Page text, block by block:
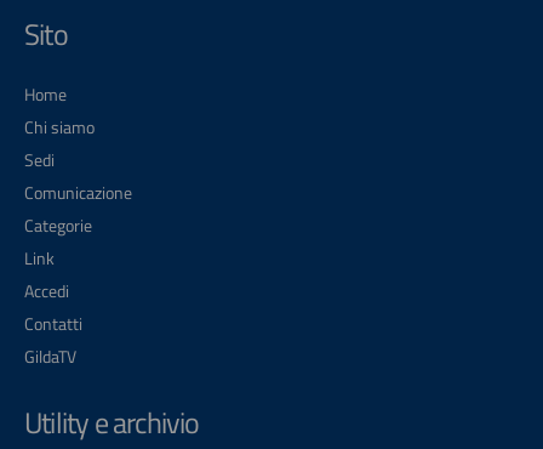
Sito
Home
Chi siamo
Sedi
Comunicazione
Categorie
Link
Accedi
Contatti
GildaTV
Utility e archivio